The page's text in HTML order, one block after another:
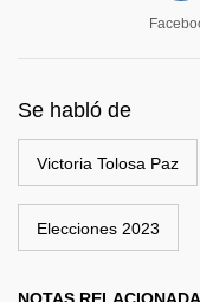
Se habló de
Victoria Tolosa Paz
Elecciones 2023